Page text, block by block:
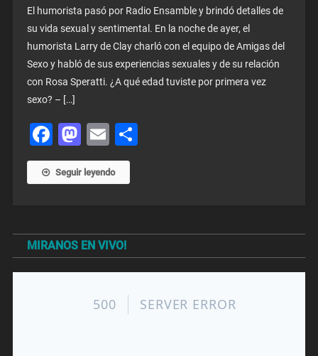
El humorista pasó por Radio Ensamble y brindó detalles de
su vida sexual y sentimental. En la noche de ayer, el
humorista Larry de Clay charló con el equipo de Amigas del
Sexo y habló de sus experiencias sexuales y de su relación
con Rosa Speratti. ¿A qué edad tuviste por primera vez
sexo? – […]
Facebook
Mastodon
EmailShare
Seguir leyendo
MIRANOS EN VIVO!